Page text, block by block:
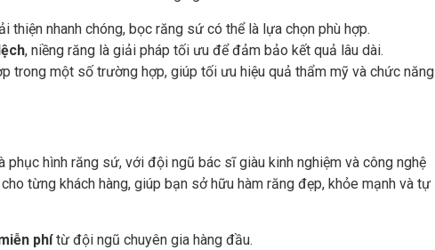
thiện nhanh chóng, bọc răng sứ có thể là lựa chọn phù hợp.
, niềng răng là giải pháp tối ưu để đảm bảo kết quả lâu dài.
trong một số trường hợp, giúp tối ưu hiệu quả thẩm mỹ và chức năng
phục hình răng sứ, với đội ngũ bác sĩ giàu kinh nghiệm và công nghệ
từng khách hàng, giúp bạn sở hữu hàm răng đẹp, khỏe mạnh và tự
phítừ đội ngũ chuyên gia hàng đầu.